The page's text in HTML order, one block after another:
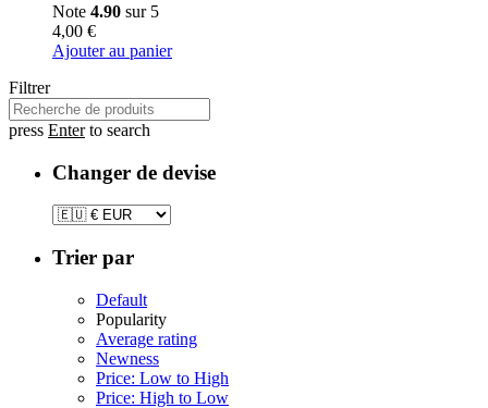
Note 4.90 sur 5
4,00 €
Ajouter au panier
Filtrer
press Enterto search
Changer de devise
Trier par
Default
Popularity
Average rating
Newness
Price: Low to High
Price: High to Low